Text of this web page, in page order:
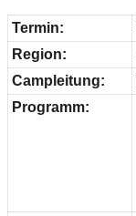
Termin:
Region:
Campleitung:
Programm: